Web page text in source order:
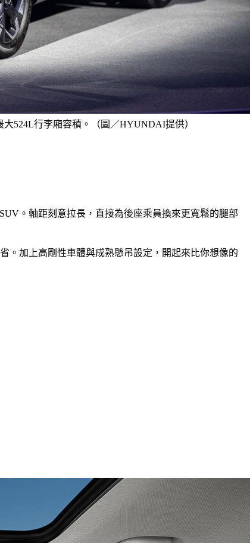
524L行李廂容積。（圖／HYUNDAI提供）
。軸距刻意拉長，直接為後座乘員換來更寬鬆的腿部
。加上高剛性車體與成熟懸吊設定，開起來比你想像的